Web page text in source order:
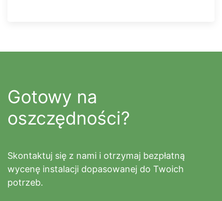
Gotowy na
oszczędności?
Skontaktuj się z nami i otrzymaj bezpłatną
wycenę instalacji dopasowanej do Twoich
potrzeb.